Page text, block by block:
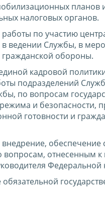
налоговых органов.
по участию
в ведении Службы, в
гражданской обороны.
кадровой
подразделений
по вопросам
и безопасности,
готовности и
обеспечение
вопросам, отнесенным
Федеральной